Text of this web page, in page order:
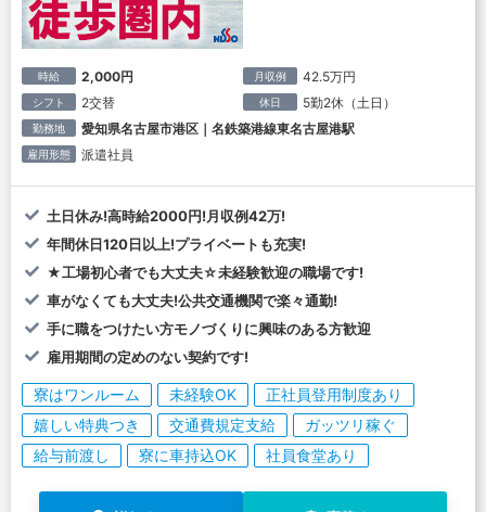
時給 2,000円 月収例 42.5万円
シフト 2交替 休日 5勤2休（土日）
勤務地 愛知県名古屋市港区｜名鉄築港線東名古屋港駅
雇用形態 派遣社員
土日休み!高時給2000円!月収例42万!
年間休日120日以上!プライベートも充実!
★工場初心者でも大丈夫☆未経験歓迎の職場です!
車がなくても大丈夫!公共交通機関で楽々通勤!
手に職をつけたい方モノづくりに興味のある方歓迎
雇用期間の定めのない契約です!
寮はワンルーム 未経験OK
正社員登用制度あり
嬉しい特典つき
交通費規定支給
ガッツリ稼ぐ
給与前渡し
寮に車持込OK 社員食堂あり